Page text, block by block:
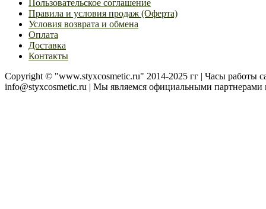
Пользовательское соглашение
Правила и условия продаж (Оферта)
Условия возврата и обмена
Оплата
Доставка
Контакты
Copyright © "www.styxcosmetic.ru" 2014-2025 гг | Часы работы
info@styxcosmetic.ru | Мы являемся официальными